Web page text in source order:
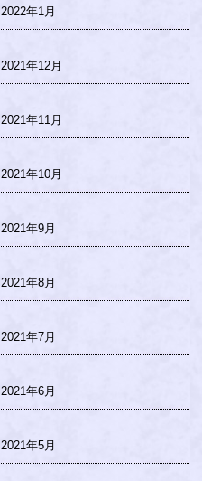
2022年1月
2021年12月
2021年11月
2021年10月
2021年9月
2021年8月
2021年7月
2021年6月
2021年5月